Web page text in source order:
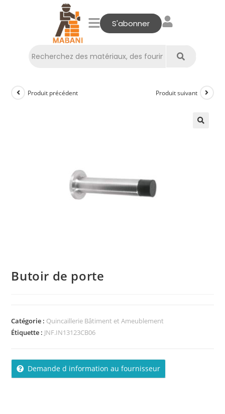
S'abonner
Produit précédent Produit suivant
Butoir de porte
Catégorie : Quincaillerie Bâtiment et Ameublement
Étiquette : JNF.IN13123CB06
Demande d information au fournisseur